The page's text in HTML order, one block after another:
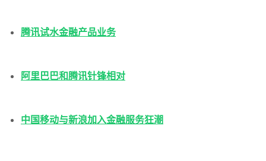
腾讯试水金融产品业务
阿里巴巴和腾讯针锋相对
中国移动与新浪加入金融服务狂潮